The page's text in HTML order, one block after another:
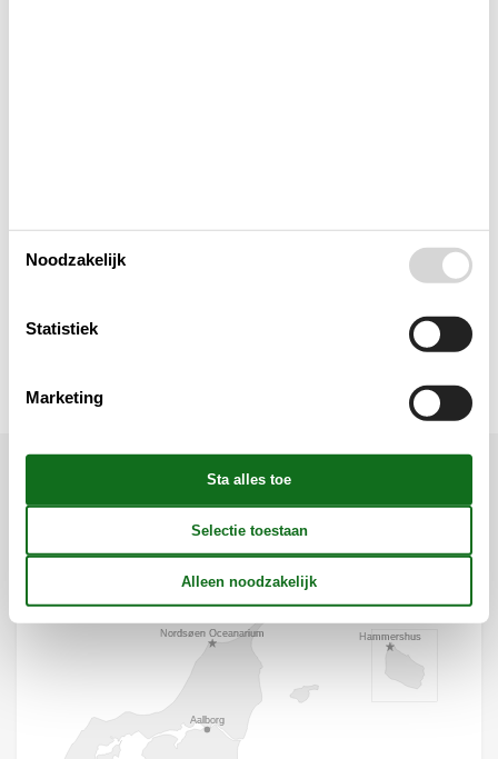
Ligging & omgeving
Noodzakelijk
Statistiek
Marketing